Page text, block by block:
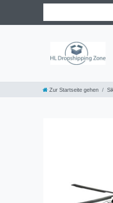
Zur Startseite gehen